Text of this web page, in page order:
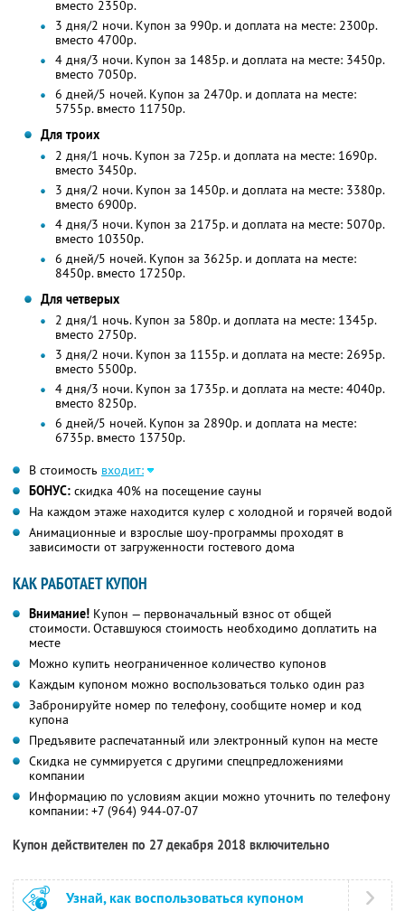
вместо 2350р.
3 дня/2 ночи. Купон за 990р. и доплата на месте: 2300р.
вместо 4700р.
4 дня/3 ночи. Купон за 1485р. и доплата на месте: 3450р.
вместо 7050р.
6 дней/5 ночей. Купон за 2470р. и доплата на месте:
5755р. вместо 11750р.
Для троих
2 дня/1 ночь. Купон за 725р. и доплата на месте: 1690р.
вместо 3450р.
3 дня/2 ночи. Купон за 1450р. и доплата на месте: 3380р.
вместо 6900р.
4 дня/3 ночи. Купон за 2175р. и доплата на месте: 5070р.
вместо 10350р.
6 дней/5 ночей. Купон за 3625р. и доплата на месте:
8450р. вместо 17250р.
Для четверых
2 дня/1 ночь. Купон за 580р. и доплата на месте: 1345р.
вместо 2750р.
3 дня/2 ночи. Купон за 1155р. и доплата на месте: 2695р.
вместо 5500р.
4 дня/3 ночи. Купон за 1735р. и доплата на месте: 4040р.
вместо 8250р.
6 дней/5 ночей. Купон за 2890р. и доплата на месте:
6735р. вместо 13750р.
В стоимость входит:
БОНУС: скидка 40% на посещение сауны
На каждом этаже находится кулер с холодной и горячей водой
Анимационные и взрослые шоу-программы проходят в
зависимости от загруженности гостевого дома
КАК РАБОТАЕТ КУПОН
Внимание! Купон — первоначальный взнос от общей
стоимости. Оставшуюся стоимость необходимо доплатить на
месте
Можно купить неограниченное количество купонов
Каждым купоном можно воспользоваться только один раз
Забронируйте номер по телефону, сообщите номер и код
купона
Предъявите распечатанный или электронный купон на месте
Скидка не суммируется с другими спецпредложениями
компании
Информацию по условиям акции можно уточнить по телефону
компании: +7 (964) 944-07-07
Купон действителен по 27 декабря 2018 включительно
Узнай, как воспользоваться купоном